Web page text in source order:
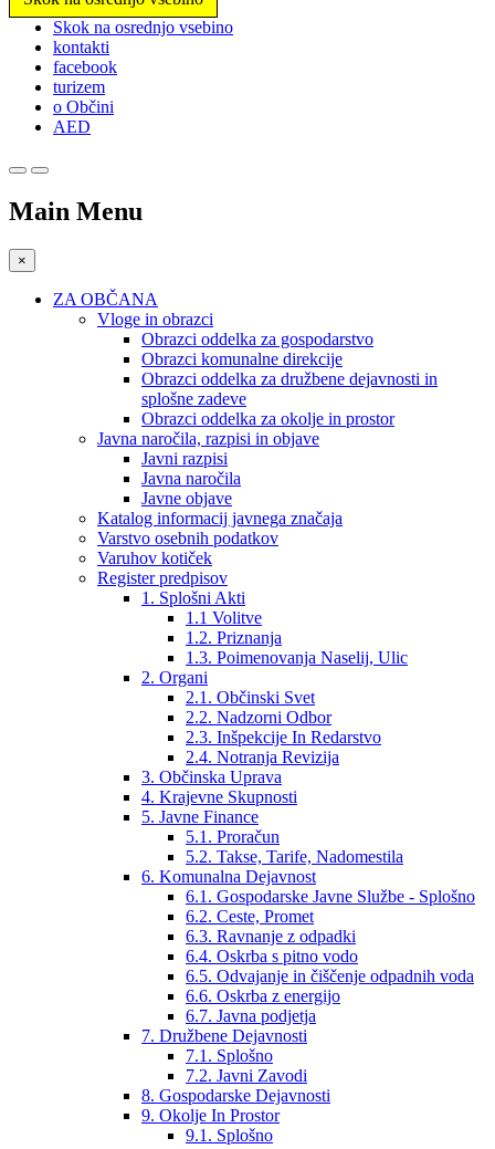
Prosimo,
upoštevajte:
spletno
mesto
vključuje
sistem
Skok na osrednjo vsebino
kontakti
facebook
turizem
o Občini
AED
Main Menu
×
ZA OBČANA
Vloge in obrazci
Obrazci oddelka za gospodarstvo
Obrazci komunalne direkcije
Obrazci oddelka za družbene dejavnosti in
splošne zadeve
Obrazci oddelka za okolje in prostor
Javna naročila, razpisi in objave
Javni razpisi
Javna naročila
Javne objave
Katalog informacij javnega značaja
Varstvo osebnih podatkov
Varuhov kotiček
Register predpisov
1. Splošni Akti
1.1 Volitve
1.2. Priznanja
1.3. Poimenovanja Naselij, Ulic
2. Organi
2.1. Občinski Svet
2.2. Nadzorni Odbor
2.3. Inšpekcije In Redarstvo
2.4. Notranja Revizija
3. Občinska Uprava
4. Krajevne Skupnosti
5. Javne Finance
5.1. Proračun
5.2. Takse, Tarife, Nadomestila
6. Komunalna Dejavnost
6.1. Gospodarske Javne Službe - Splošno
6.2. Ceste, Promet
6.3. Ravnanje z odpadki
6.4. Oskrba s pitno vodo
6.5. Odvajanje in čiščenje odpadnih voda
6.6. Oskrba z energijo
6.7. Javna podjetja
7. Družbene Dejavnosti
7.1. Splošno
7.2. Javni Zavodi
8. Gospodarske Dejavnosti
9. Okolje In Prostor
9.1. Splošno